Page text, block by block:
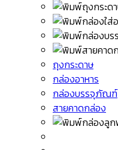
ถุงกระดาษ
กล่องอาหาร
กล่องบรรจุภัณฑ์
สายคาดกล่อง